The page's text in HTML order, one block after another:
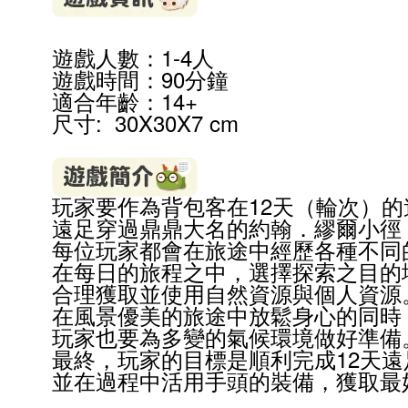
遊戲人數：1-4人
遊戲時間：90分鐘
適合年齡：14+
尺寸: 30X30X7 cm
玩家要作為背包客在12天（輪次）
遠足穿過鼎鼎大名的約翰．繆爾小徑
每位玩家都會在旅途中經歷各種不
在每日的旅程之中，選擇探索之目
合理獲取並使用自然資源與個人資源
在風景優美的旅途中放鬆身心的同時
玩家也要為多變的氣候環境做好準備
最終，玩家的目標是順利完成12天
並在過程中活用手頭的裝備，獲取